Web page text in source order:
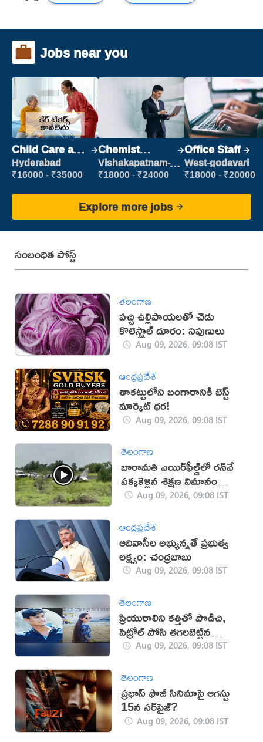
Jobs near you
Child Care and
Patient care
Hyderabad
₹16000 - ₹35000
Chemist
Production
Executive
Vishakapatnam-
new
₹18000 - ₹24000
Office Staff
West-godavari
₹18000 - ₹20000
Explore more jobs
సంబంధిత పోస్ట్
తెలంగాణ
పచ్చి ఉల్లిపాయలతో చెడు
కొలెస్ట్రాల్ దూరం: నిపుణులు
Aug 09, 2026, 09:08 IST
ఆంధ్రప్రదేశ్
తాకట్టులోని బంగారానికి బెస్ట్
మార్కెట్ ధర!
Aug 09, 2026, 09:08 IST
తెలంగాణ
బారామతి ఎయిర్‌ఫీల్డ్‌లో రన్‌వే
పక్కకెళ్లిన శిక్షణ విమానం
(వీడియో)
Aug 09, 2026, 09:08 IST
ఆంధ్రప్రదేశ్
ఆదివాసీల అభ్యున్నతే ప్రభుత్వ
లక్ష్యం: చంద్రబాబు
Aug 09, 2026, 09:08 IST
తెలంగాణ
ప్రియురాలిని కత్తితో పొడిచి,
పెట్రోల్ పోసి తగలబెట్టిన
ప్రియుడు!
Aug 09, 2026, 09:08 IST
తెలంగాణ
ప్రభాస్ ఫౌజీ సినిమాపై ఆగస్టు
15న సర్‌ప్రైజ్?
Aug 09, 2026, 09:08 IST